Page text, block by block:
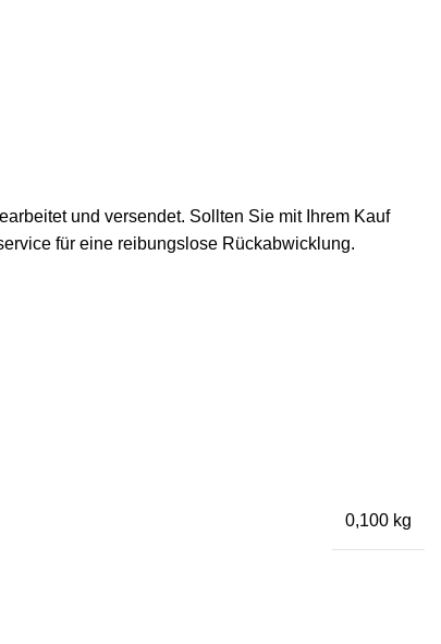
und versendet. Sollten Sie mit Ihrem Kauf
für eine reibungslose Rückabwicklung.
0,100 kg